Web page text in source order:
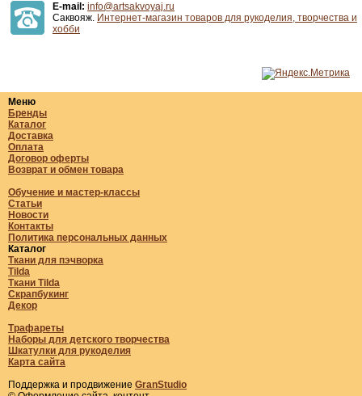
E-mail: info@artsakvoyaj.ru
Саквояж. Интернет-магазин товаров для рукоделия, творчества и
хобби
Меню
Бренды
Каталог
Доставка
Оплата
Договор оферты
Возврат и обмен товара
Обучение и мастер-классы
Статьи
Новости
Контакты
Политика персональных данных
Каталог
Ткани для пэчворка
Tilda
Ткани Tilda
Скрапбукинг
Декор
Трафареты
Наборы для детского творчества
Шкатулки для рукоделия
Карта сайта
Поддержка и продвижение GranStudio